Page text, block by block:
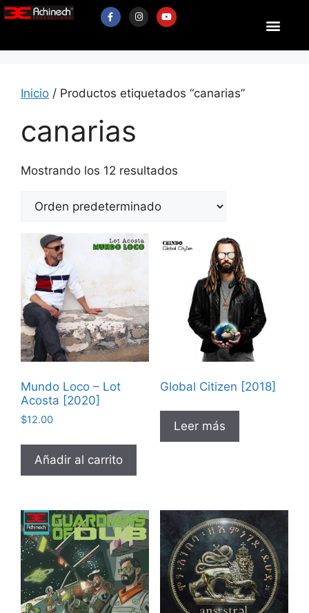
Inicio / Productos etiquetados “canarias”
canarias
Mostrando los 12 resultados
Mundo Loco – Lot
Acosta [2020]
$12.00
Añadir al carrito
Global Citizen [2018]
Leer más